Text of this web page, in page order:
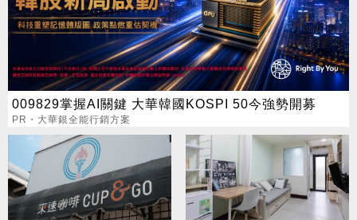
009829掌握AI關鍵 大華韓國KOSPI 50今強勢開募
PR・大華銀全能行銷方案